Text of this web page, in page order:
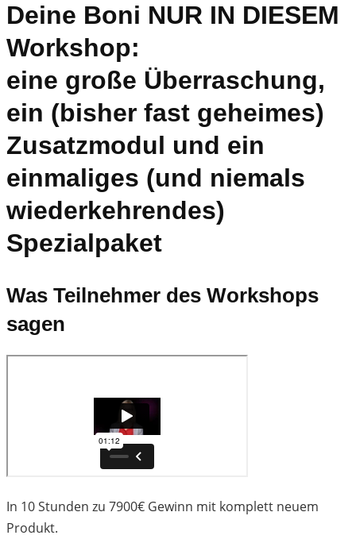
Deine Boni NUR IN DIESEM
Workshop:
eine große Überraschung,
ein (bisher fast geheimes)
Zusatzmodul und ein
einmaliges (und niemals
wiederkehrendes)
Spezialpaket
Was Teilnehmer des Workshops
sagen
In 10 Stunden zu 7900€ Gewinn mit komplett neuem
Produkt.